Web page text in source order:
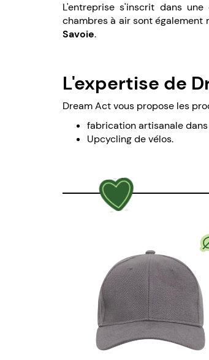
L'entreprise s'inscrit dans une
chambres à air sont également
Savoie.
L'expertise de
Dream Act vous propose les
fabrication artisanale
Upcycling de vélos.